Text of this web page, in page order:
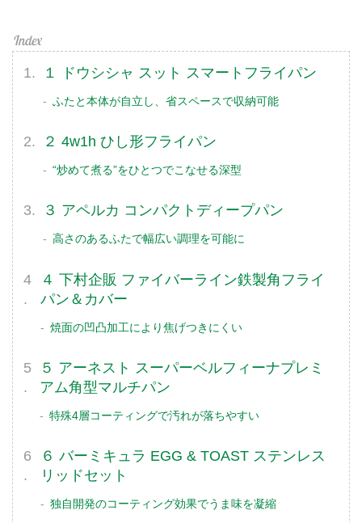
１ ドウシシャ スット スマートフライパン
ふたと本体が自立し、省スペースで収納可能
２ 4w1h ひし形フライパン
“炒めて煮る”をひとつでこなせる深型
３ アペルカ コンパクトディープパン
高さのあるふたで幅広い調理を可能に
４ 下村企販 ファイバーライン鉄製角フライ
パン＆カバー
焼面の凹凸加工により焦げつきにくい
５ アーネスト スーパーベルフィーナプレミ
アム角型マルチパン
特殊4層コーティングで汚れが落ちやすい
６ バーミキュラ EGG & TOAST ステンレス
リッドセット
独自開発のコーティング効果でうま味を凝縮